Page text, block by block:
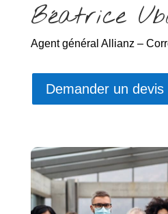
Béatrice
Agent général Allianz –
Demander un devis